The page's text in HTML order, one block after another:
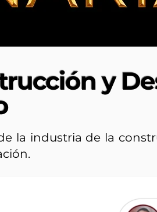
y
la industria de la